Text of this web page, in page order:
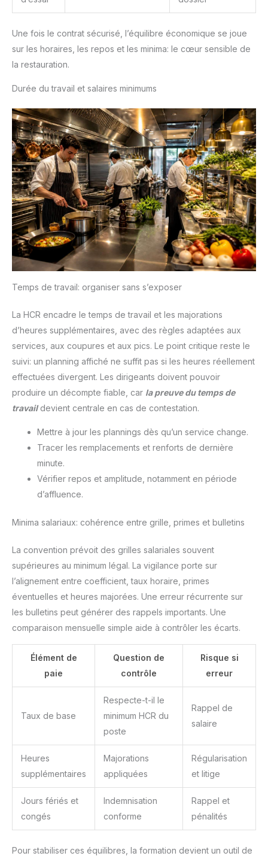
Une fois le contrat sécurisé, l’équilibre économique se joue
sur les horaires, les repos et les minima: le cœur sensible de
la restauration.
Durée du travail et salaires minimums
Temps de travail: organiser sans s’exposer
La HCR encadre le temps de travail et les majorations
d’heures supplémentaires, avec des règles adaptées aux
services, aux coupures et aux pics. Le point critique reste le
suivi: un planning affiché ne suffit pas si les heures réellement
effectuées divergent. Les dirigeants doivent pouvoir
produire un décompte fiable, car la preuve du temps de
travaildevient centrale en cas de contestation.
Mettre à jour les plannings dès qu’un service change.
Tracer les remplacements et renforts de dernière
minute.
Vérifier repos et amplitude, notamment en période
d’affluence.
Minima salariaux: cohérence entre grille, primes et bulletins
La convention prévoit des grilles salariales souvent
supérieures au minimum légal. La vigilance porte sur
l’alignement entre coefficient, taux horaire, primes
éventuelles et heures majorées. Une erreur récurrente sur
les bulletins peut générer des rappels importants. Une
comparaison mensuelle simple aide à contrôler les écarts.
Élément de
paie
Question de
contrôle
Risque si
erreur
Taux de base
Respecte-t-il le
minimum HCR du
poste
Rappel de
salaire
Heures
supplémentaires
Majorations
appliquées
Régularisation
et litige
Jours fériés et
congés
Indemnisation
conforme
Rappel et
pénalités
Pour stabiliser ces équilibres, la formation devient un outil de